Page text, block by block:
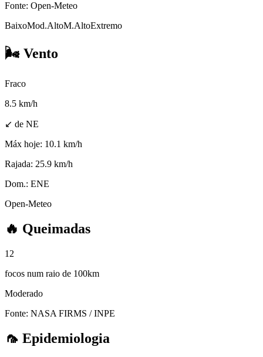
Fonte: Open-Meteo
BaixoMod.AltoM.AltoExtremo
🌬️ Vento
Fraco
8.5 km/h
↙ de NE
Máx hoje: 10.1 km/h
Rajada: 25.9 km/h
Dom.: ENE
Open-Meteo
🔥 Queimadas
12
focos num raio de 100km
Moderado
Fonte: NASA FIRMS / INPE
🦟 Epidemiologia